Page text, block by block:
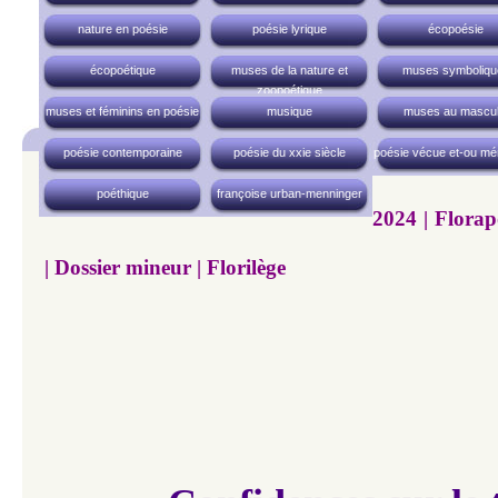
nature en poésie poésie lyrique écopoésie
écopoétique
muses de la nature et
zoopoétique
muses
muses et féminins en poésie musique muses au
poésie contemporaine poésie du xxie siècle poésie vécue et-ou
poéthique françoise urban-menninger
2024 |
| Dossier mineur | Florilège